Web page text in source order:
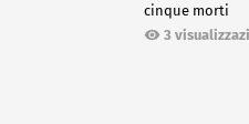
cinque morti
3